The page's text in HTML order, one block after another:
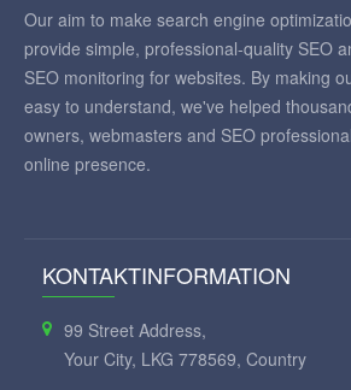
Our aim to make search engine
provide simple, professional-quality SEO
SEO monitoring for websites. By making
easy to understand, we've helped
owners, webmasters and SEO
online presence.
KONTAKTINFORMATION
99 Street Address,
Your City, LKG 778569, Country